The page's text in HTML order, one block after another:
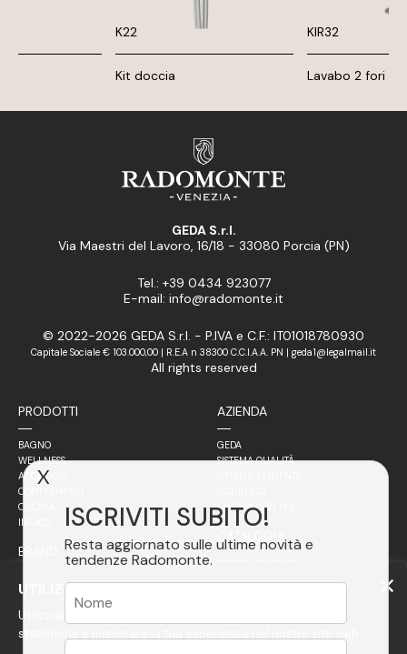
K22
Kit doccia
KIR32
Lavabo 2 fori
GEDA S.r.l.
Via Maestri del Lavoro, 16/18 - 33080 Porcia (PN)
Tel.: +39 0434 923077
E-mail: info@radomonte.it
© 2022-2026 GEDA S.r.l. - P.IVA e C.F.: IT01018780930
Capitale Sociale € 103.000,00 | R.E.A n 38300 C.C.I.A.A. PN | geda1@legalmail.it
All rights reserved
PRODOTTI
BAGNO
WELLNESS
ACCESSORI
COMPLEMENTI
CUCINA
INCASSI
BRAND
FILOSOFIA
FINITURE
VETRO
AZIENDA
GEDA
SISTEMA QUALITÀ
LAVORA CON NOI
X
ISCRIVITI SUBITO!
Resta aggiornato sulle ultime novità e
tendenze Radomonte.
UTILIZZIAMO COOKIE
Utilizziamo cookie per personalizzare i contenuti, avere
statistiche e migliorare la tua esperienza nel nostro sito web.